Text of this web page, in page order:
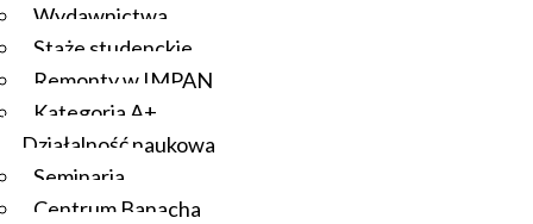
Wydawnictwa
Staże studenckie
Remonty w IMPAN
Kategoria A+
Działalność naukowa
Seminaria
Centrum Banacha